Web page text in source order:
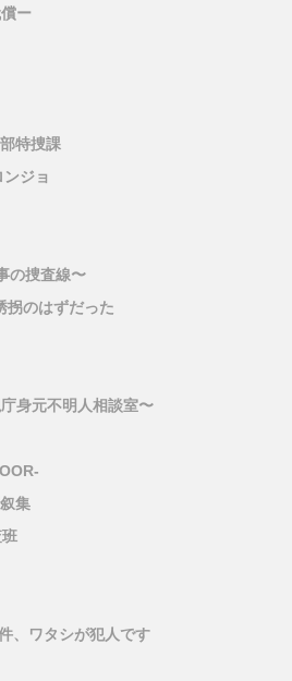
ー
特捜課
ジョ
の捜査線〜
拐のはずだった
身元不明人相談室〜
集
、ワタシが犯人です